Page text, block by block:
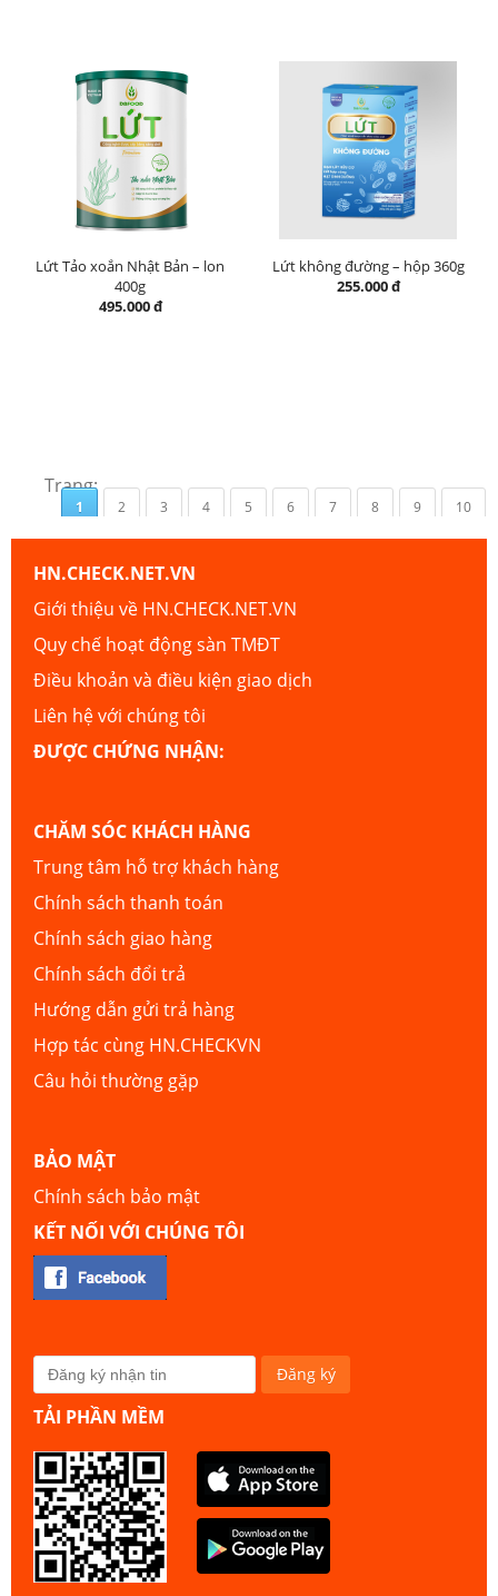
Lứt Tảo xoắn Nhật Bản – lon
400g
495.000 đ
Lứt không đường – hộp 360g
255.000 đ
Trang:
1 2 3 4 5 6 7 8 9 10
HN.CHECK.NET.VN
Giới thiệu về HN.CHECK.NET.VN
Quy chế hoạt động sàn TMĐT
Điều khoản và điều kiện giao dịch
Liên hệ với chúng tôi
ĐƯỢC CHỨNG NHẬN:
CHĂM SÓC KHÁCH HÀNG
Trung tâm hỗ trợ khách hàng
Chính sách thanh toán
Chính sách giao hàng
Chính sách đổi trả
Hướng dẫn gửi trả hàng
Hợp tác cùng HN.CHECKVN
Câu hỏi thường gặp
BẢO MẬT
Chính sách bảo mật
KẾT NỐI VỚI CHÚNG TÔI
TẢI PHẦN MỀM